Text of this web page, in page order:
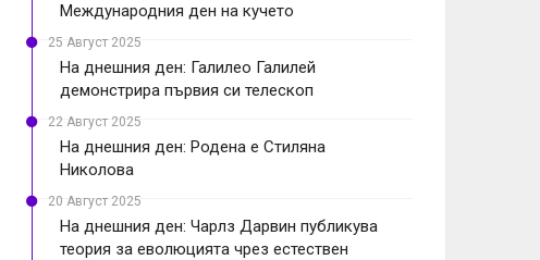
Международния ден на кучето
25 Август 2025
На днешния ден: Галилео Галилей
демонстрира първия си телескоп
22 Август 2025
На днешния ден: Родена е Стиляна
Николова
20 Август 2025
На днешния ден: Чарлз Дарвин публикува
теория за еволюцията чрез естествен